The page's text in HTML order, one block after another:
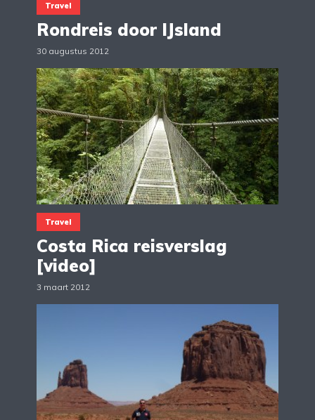
Travel
Rondreis door IJsland
30 augustus 2012
Travel
Costa Rica reisverslag
[video]
3 maart 2012